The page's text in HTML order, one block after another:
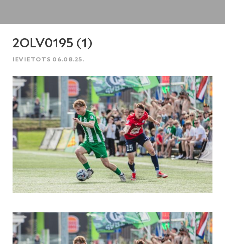
2OLV0195 (1)
IEVIETOTS 06.08.25.